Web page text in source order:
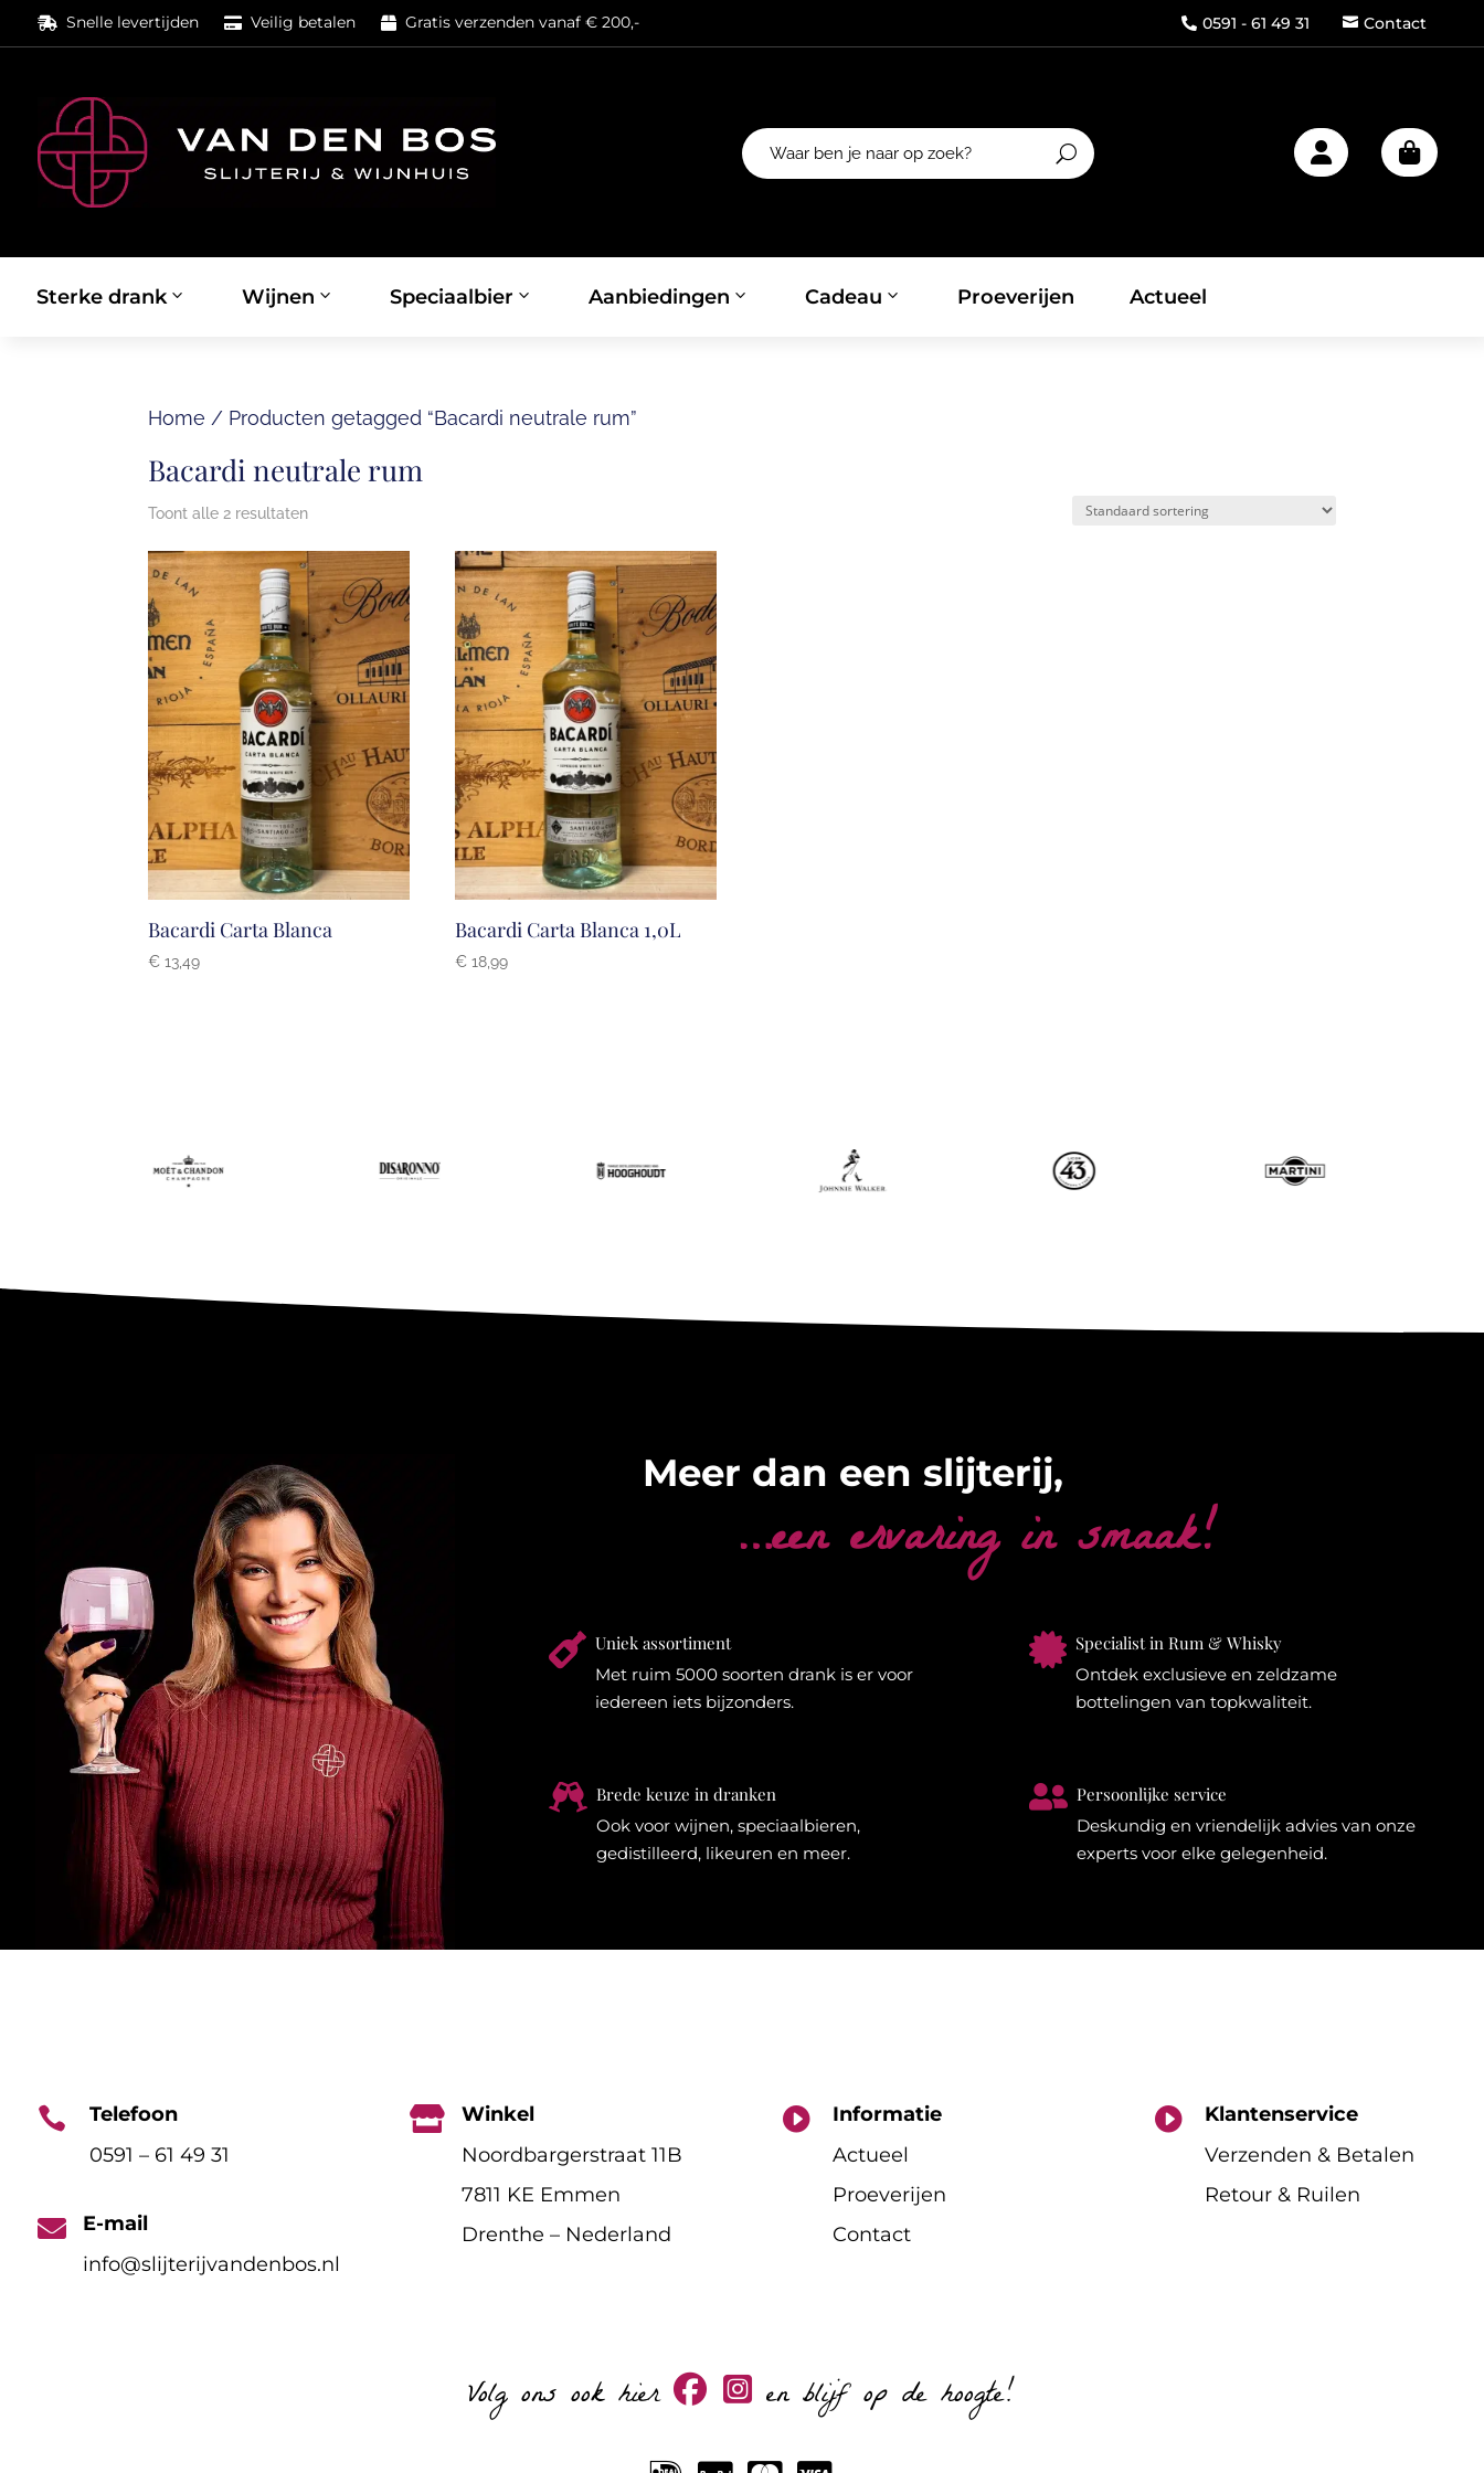
 Snelle levertijden  Veilig betalen  Gratis verzenden vanaf € 200,-  0591 - 61 49 31  Contact

Sterke drank Wijnen Speciaalbier Aanbiedingen Cadeau Proeverijen Actueel
Home / Producten getagged “Bacardi neutrale rum”
Bacardi neutrale rum
Toont alle 2 resultaten
Bacardi Carta Blanca
€ 13,49
Bacardi Carta Blanca 1,0L
€ 18,99
Meer dan een slijterij,
…een ervaring in smaak!
 Uniek assortiment
Met ruim 5000 soorten drank is er voor
iedereen iets bijzonders.
 Specialist in Rum & Whisky
Ontdek exclusieve en zeldzame
bottelingen van topkwaliteit.
 Brede keuze in dranken
Ook voor wijnen, speciaalbieren,
gedistilleerd, likeuren en meer.
 Persoonlijke service
Deskundig en vriendelijk advies van onze
experts voor elke gelegenheid.

Telefoon
0591 – 61 49 31

E-mail
info@slijterijvandenbos.nl

Winkel
Noordbargerstraat 11B
7811 KE Emmen
Drenthe – Nederland

Informatie
Actueel
Proeverijen
Contact

Klantenservice
Verzenden & Betalen
Retour & Ruilen
Volg ons ook hier en blijf op de hoogte!